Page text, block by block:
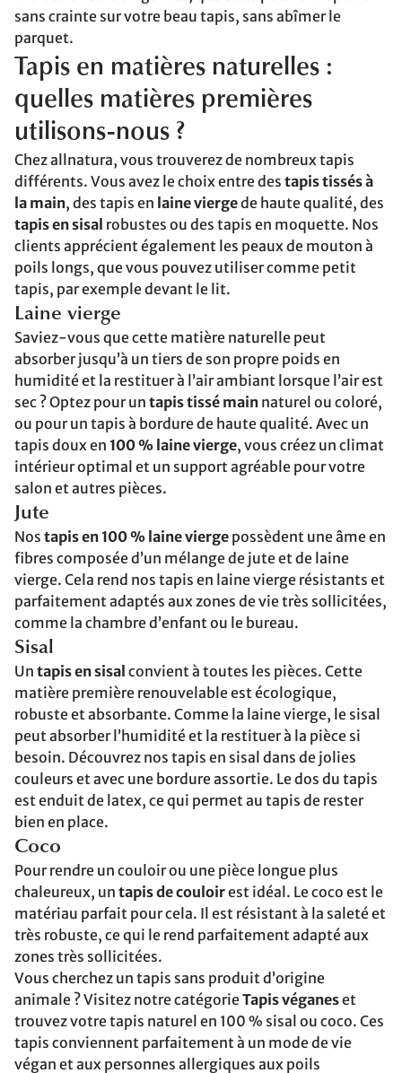
sans crainte sur votre beau tapis, sans abîmer le
parquet.
Tapis en matières naturelles :
quelles matières premières
utilisons-nous ?
Chez allnatura, vous trouverez de nombreux tapis
différents. Vous avez le choix entre des tapis tissés à
la main, des tapis en laine viergede haute qualité, des
tapis en sisal robustes ou des tapis en moquette. Nos
clients apprécient également les peaux de mouton à
poils longs, que vous pouvez utiliser comme petit
tapis, par exemple devant le lit.
Laine vierge
Saviez-vous que cette matière naturelle peut
absorber jusqu’à un tiers de son propre poids en
humidité et la restituer à l’air ambiant lorsque l’air est
sec ? Optez pour un tapis tissé main naturel ou coloré,
ou pour un tapis à bordure de haute qualité. Avec un
tapis doux en 100 % laine vierge, vous créez un climat
intérieur optimal et un support agréable pour votre
salon et autres pièces.
Jute
Nos tapis en 100 % laine vierge possèdent une âme en
fibres composée d’un mélange de jute et de laine
vierge. Cela rend nos tapis en laine vierge résistants et
parfaitement adaptés aux zones de vie très sollicitées,
comme la chambre d’enfant ou le bureau.
Sisal
Un tapis en sisal convient à toutes les pièces. Cette
matière première renouvelable est écologique,
robuste et absorbante. Comme la laine vierge, le sisal
peut absorber l’humidité et la restituer à la pièce si
besoin. Découvrez nos tapis en sisal dans de jolies
couleurs et avec une bordure assortie. Le dos du tapis
est enduit de latex, ce qui permet au tapis de rester
bien en place.
Coco
Pour rendre un couloir ou une pièce longue plus
chaleureux, un tapis de couloirest idéal. Le coco est le
matériau parfait pour cela. Il est résistant à la saleté et
très robuste, ce qui le rend parfaitement adapté aux
zones très sollicitées.
Vous cherchez un tapis sans produit d’origine
animale ? Visitez notre catégorieTapis véganeset
trouvez votre tapis naturel en 100 % sisal ou coco. Ces
tapis conviennent parfaitement à un mode de vie
végan et aux personnes allergiques aux poils